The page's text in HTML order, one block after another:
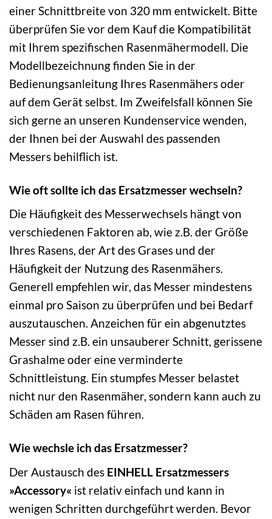
einer Schnittbreite von 320 mm entwickelt. Bitte
überprüfen Sie vor dem Kauf die Kompatibilität
mit Ihrem spezifischen Rasenmähermodell. Die
Modellbezeichnung finden Sie in der
Bedienungsanleitung Ihres Rasenmähers oder
auf dem Gerät selbst. Im Zweifelsfall können Sie
sich gerne an unseren Kundenservice wenden,
der Ihnen bei der Auswahl des passenden
Messers behilflich ist.
Wie oft sollte ich das Ersatzmesser wechseln?
Die Häufigkeit des Messerwechsels hängt von
verschiedenen Faktoren ab, wie z.B. der Größe
Ihres Rasens, der Art des Grases und der
Häufigkeit der Nutzung des Rasenmähers.
Generell empfehlen wir, das Messer mindestens
einmal pro Saison zu überprüfen und bei Bedarf
auszutauschen. Anzeichen für ein abgenutztes
Messer sind z.B. ein unsauberer Schnitt, gerissene
Grashalme oder eine verminderte
Schnittleistung. Ein stumpfes Messer belastet
nicht nur den Rasenmäher, sondern kann auch zu
Schäden am Rasen führen.
Wie wechsle ich das Ersatzmesser?
Der Austausch des EINHELL Ersatzmessers
»Accessory« ist relativ einfach und kann in
wenigen Schritten durchgeführt werden. Bevor